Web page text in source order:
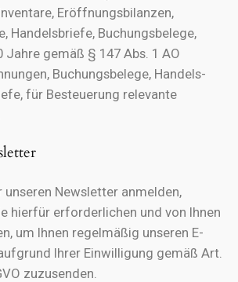
Eröffnungsbilanzen,
Handelsbriefe, Buchungsbelege,
gemäß § 147 Abs. 1 AO
Buchungsbelege, Handels-
für Besteuerung relevante
unseren Newsletter anmelden,
hierfür erforderlichen und von Ihnen
um Ihnen regelmäßig unseren E-
Ihrer Einwilligung gemäß Art.
zuzusenden.